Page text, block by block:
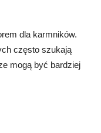
dla karmników.
często szukają
mogą być bardziej